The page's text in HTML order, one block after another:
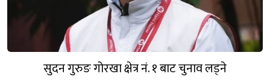
सुदन गुरुङ गोरखा क्षेत्र नं. १ बाट चुनाव लड्ने